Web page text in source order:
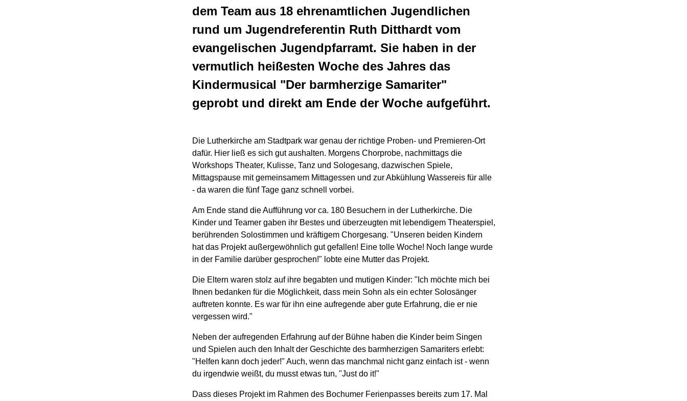
dem Team aus 18 ehrenamtlichen Jugendlichen
rund um Jugendreferentin Ruth Ditthardt vom
evangelischen Jugendpfarramt. Sie haben in der
vermutlich heißesten Woche des Jahres das
Kindermusical "Der barmherzige Samariter"
geprobt und direkt am Ende der Woche aufgeführt.
Die Lutherkirche am Stadtpark war genau der richtige Proben- und Premieren-Ort
dafür. Hier ließ es sich gut aushalten. Morgens Chorprobe, nachmittags die
Workshops Theater, Kulisse, Tanz und Sologesang, dazwischen Spiele,
Mittagspause mit gemeinsamem Mittagessen und zur Abkühlung Wassereis für alle
- da waren die fünf Tage ganz schnell vorbei.
Am Ende stand die Aufführung vor ca. 180 Besuchern in der Lutherkirche. Die
Kinder und Teamer gaben ihr Bestes und überzeugten mit lebendigem Theaterspiel,
berührenden Solostimmen und kräftigem Chorgesang. "Unseren beiden Kindern
hat das Projekt außergewöhnlich gut gefallen! Eine tolle Woche! Noch lange wurde
in der Familie darüber gesprochen!" lobte eine Mutter das Projekt.
Die Eltern waren stolz auf ihre begabten und mutigen Kinder: "Ich möchte mich bei
Ihnen bedanken für die Möglichkeit, dass mein Sohn als ein echter Solosänger
auftreten konnte. Es war für ihn eine aufregende aber gute Erfahrung, die er nie
vergessen wird."
Neben der aufregenden Erfahrung auf der Bühne haben die Kinder beim Singen
und Spielen auch den Inhalt der Geschichte des barmherzigen Samariters erlebt:
"Helfen kann doch jeder!" Auch, wenn das manchmal nicht ganz einfach ist - wenn
du irgendwie weißt, du musst etwas tun, "Just do it!"
Dass dieses Projekt im Rahmen des Bochumer Ferienpasses bereits zum 17. Mal